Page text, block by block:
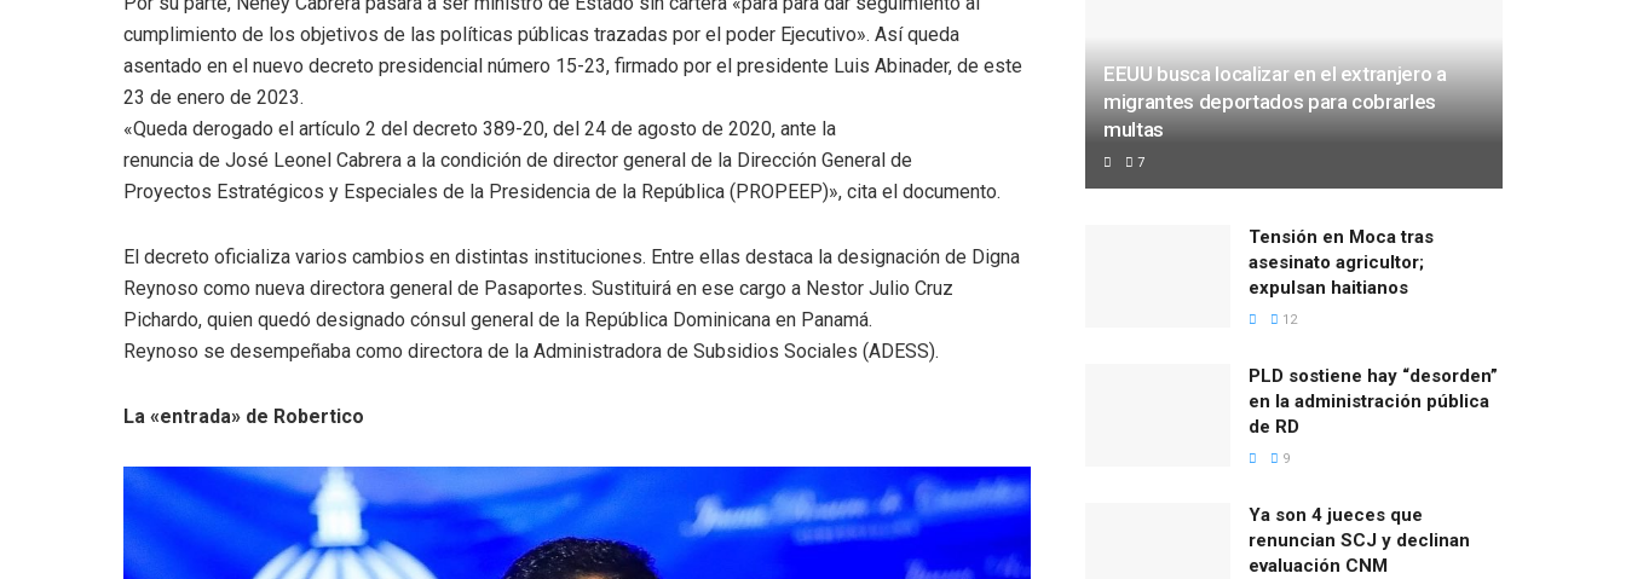
cumplimiento de los objetivos de las políticas públicas trazadas por el poder Ejecutivo». Así queda
asentado en el nuevo decreto presidencial número 15-23, firmado por el presidente Luis Abinader, de este
23 de enero de 2023.
«Queda derogado el artículo 2 del decreto 389-20, del 24 de agosto de 2020, ante la
renuncia de José Leonel Cabrera a la condición de director general de la Dirección General de
Proyectos Estratégicos y Especiales de la Presidencia de la República (PROPEEP)», cita el documento.
El decreto oficializa varios cambios en distintas instituciones. Entre ellas destaca la designación de Digna
Reynoso como nueva directora general de Pasaportes. Sustituirá en ese cargo a Nestor Julio Cruz
Pichardo, quien quedó designado cónsul general de la República Dominicana en Panamá.
Reynoso se desempeñaba como directora de la Administradora de Subsidios Sociales (ADESS).
La «entrada» de Robertico
EEUU busca localizar en el extranjero a
migrantes deportados para cobrarles
multas
7
Tensión en Moca tras
asesinato agricultor;
expulsan haitianos
12
PLD sostiene hay “desorden”
en la administración pública
de RD
9
Ya son 4 jueces que
renuncian SCJ y declinan
evaluación CNM